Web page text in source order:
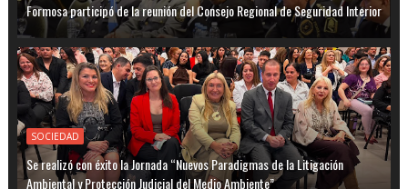
Formosa participó de la reunión del Consejo Regional de Seguridad Interior
SOCIEDAD
Se realizó con éxito la Jornada “Nuevos Paradigmas de la Litigación
Ambiental y Protección Judicial del Medio Ambiente”